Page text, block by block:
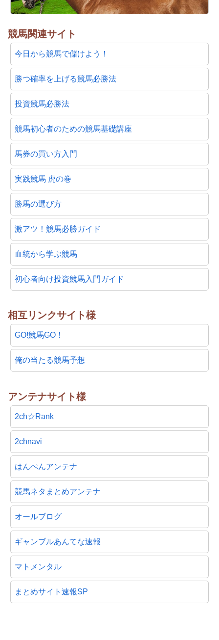
競馬関連サイト
今日から競馬で儲けよう！
勝つ確率を上げる競馬必勝法
投資競馬必勝法
競馬初心者のための競馬基礎講座
馬券の買い方入門
実践競馬 虎の巻
勝馬の選び方
激アツ！競馬必勝ガイド
血統から学ぶ競馬
初心者向け投資競馬入門ガイド
相互リンクサイト様
GO!競馬GO！
俺の当たる競馬予想
アンテナサイト様
2ch☆Rank
2chnavi
はんぺんアンテナ
競馬ネタまとめアンテナ
オールブログ
ギャンブルあんてな速報
マトメンタル
まとめサイト速報SP